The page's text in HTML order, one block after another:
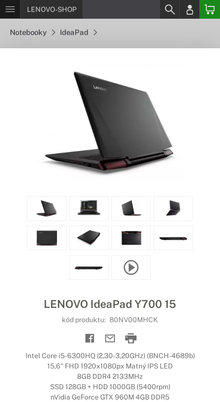
LENOVO-SHOP
Notebooky IdeaPad
LENOVO IdeaPad Y700 15
kód produktu: 80NV00MHCK
Intel Core i5-6300HQ (2,30-3,20GHz) (BNCH-4689b)
15,6" FHD 1920x1080px Matný IPS LED
8GB DDR4 2133MHz
SSD 128GB + HDD 1000GB (5400rpm)
nVidia GeForce GTX 960M 4GB DDR5